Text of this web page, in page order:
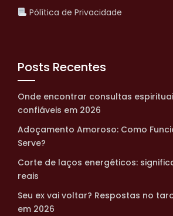
Pólítica de Privacidade
Posts Recentes
Onde encontrar consultas
confiáveis em 2026
Adoçamento Amoroso: Como
Serve?
Corte de laços energéticos:
reais
Seu ex vai voltar? Respostas no
em 2026